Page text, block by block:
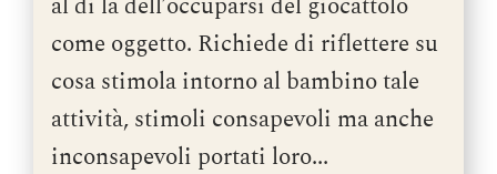
come oggetto. Richiede di riflettere su
cosa stimola intorno al bambino tale
attività, stimoli consapevoli ma anche
inconsapevoli portati loro...